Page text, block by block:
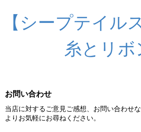
【シープテイル
糸とリボ
お問い合わせ
当店に対するご意見ご感想、お問い合わせ
よりお気軽にお尋ねください。